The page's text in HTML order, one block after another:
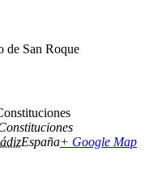
de San Roque
España+ Google Map